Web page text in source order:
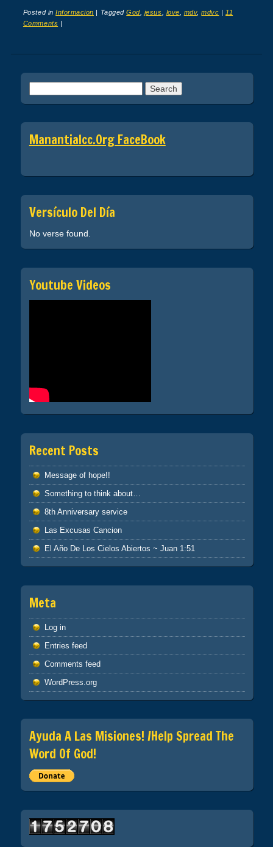
Posted inInformacion TaggedGod, jesus love mdv,mdvc
11
Comments
Post navigation
Manantialcc.org FaceBook
Versículo Del Día
No verse found.
Youtube Videos
Recent Posts
Message of hope!!
Something to think about…
8th Anniversary service
Las Excusas Cancion
El Año De Los Cielos Abiertos ~ Juan 1:51
Meta
Log in
Entries feed
Comments feed
WordPress.org
Ayuda A Las Misiones! /Help Spread The
Word Of God!